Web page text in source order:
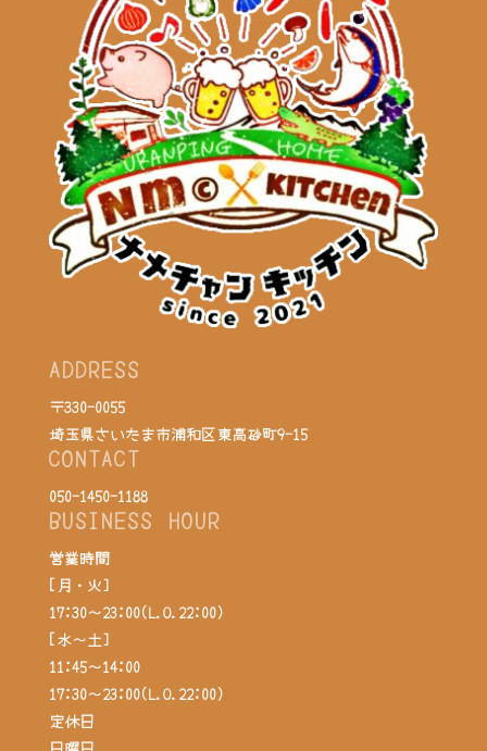
ADDRESS
〒330-0055
埼玉県さいたま市浦和区東高砂町9-15
CONTACT
050-1450-1188
BUSINESS HOUR
営業時間
[月・火]
17:30～23:00(L.O.22:00)
[水～土]
11:45～14:00
17:30～23:00(L.O.22:00)
定休日